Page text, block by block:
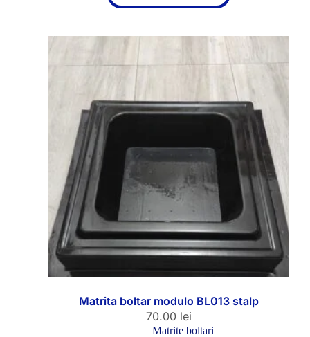
Matrita boltar modulo BL013 stalp
70.00 lei
Matrite boltari